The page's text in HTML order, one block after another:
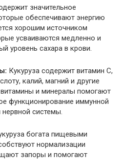
значительное
обеспечивают энергию
хорошим источником
усваиваются медленно и
уровень сахара в крови.
Кукуруза содержит витамин С,
калий, магний и другие
и минералы помогают
функционирование иммунной
системы.
богата пищевыми
нормализации
запоры и помогают